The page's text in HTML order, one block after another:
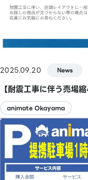
2025.09.20 News
【耐震工事に伴う売場
animate Okayama